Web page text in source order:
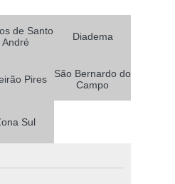
de Santo
André
Diadema
Pires
São Bernardo do
Campo
Sul